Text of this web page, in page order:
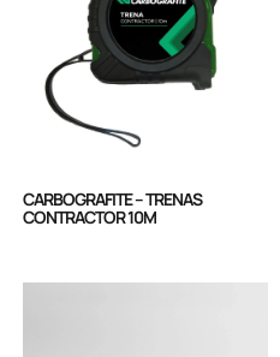
CARBOGRAFITE – TRENAS
CONTRACTOR 10M